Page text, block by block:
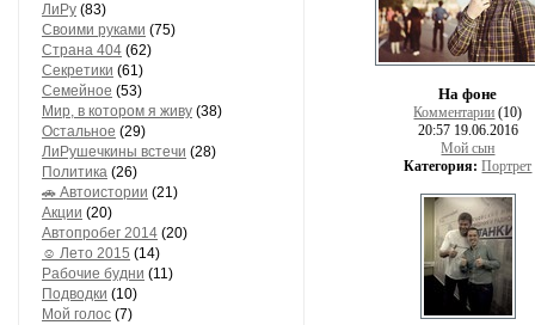
ЛиРу (83)
Своими руками (75)
Страна 404 (62)
Секретики (61)
Семейное (53)
Мир, в котором я живу (38)
Остальное (29)
ЛиРушечкины встечи (28)
Политика (26)
🚗 Автоистории (21)
Акции (20)
Автопробег 2014 (20)
☺ Лето 2015 (14)
Рабочие будни (11)
Подводки (10)
Мой голос (7)
На фоне
Комментарии (10)
20:57 19.06.2016
Мой сын
Категория: Портрет